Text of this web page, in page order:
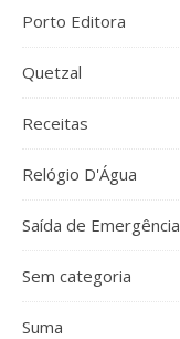
Porto Editora
Quetzal
Receitas
Relógio D'Água
Saída de Emergência
Sem categoria
Suma